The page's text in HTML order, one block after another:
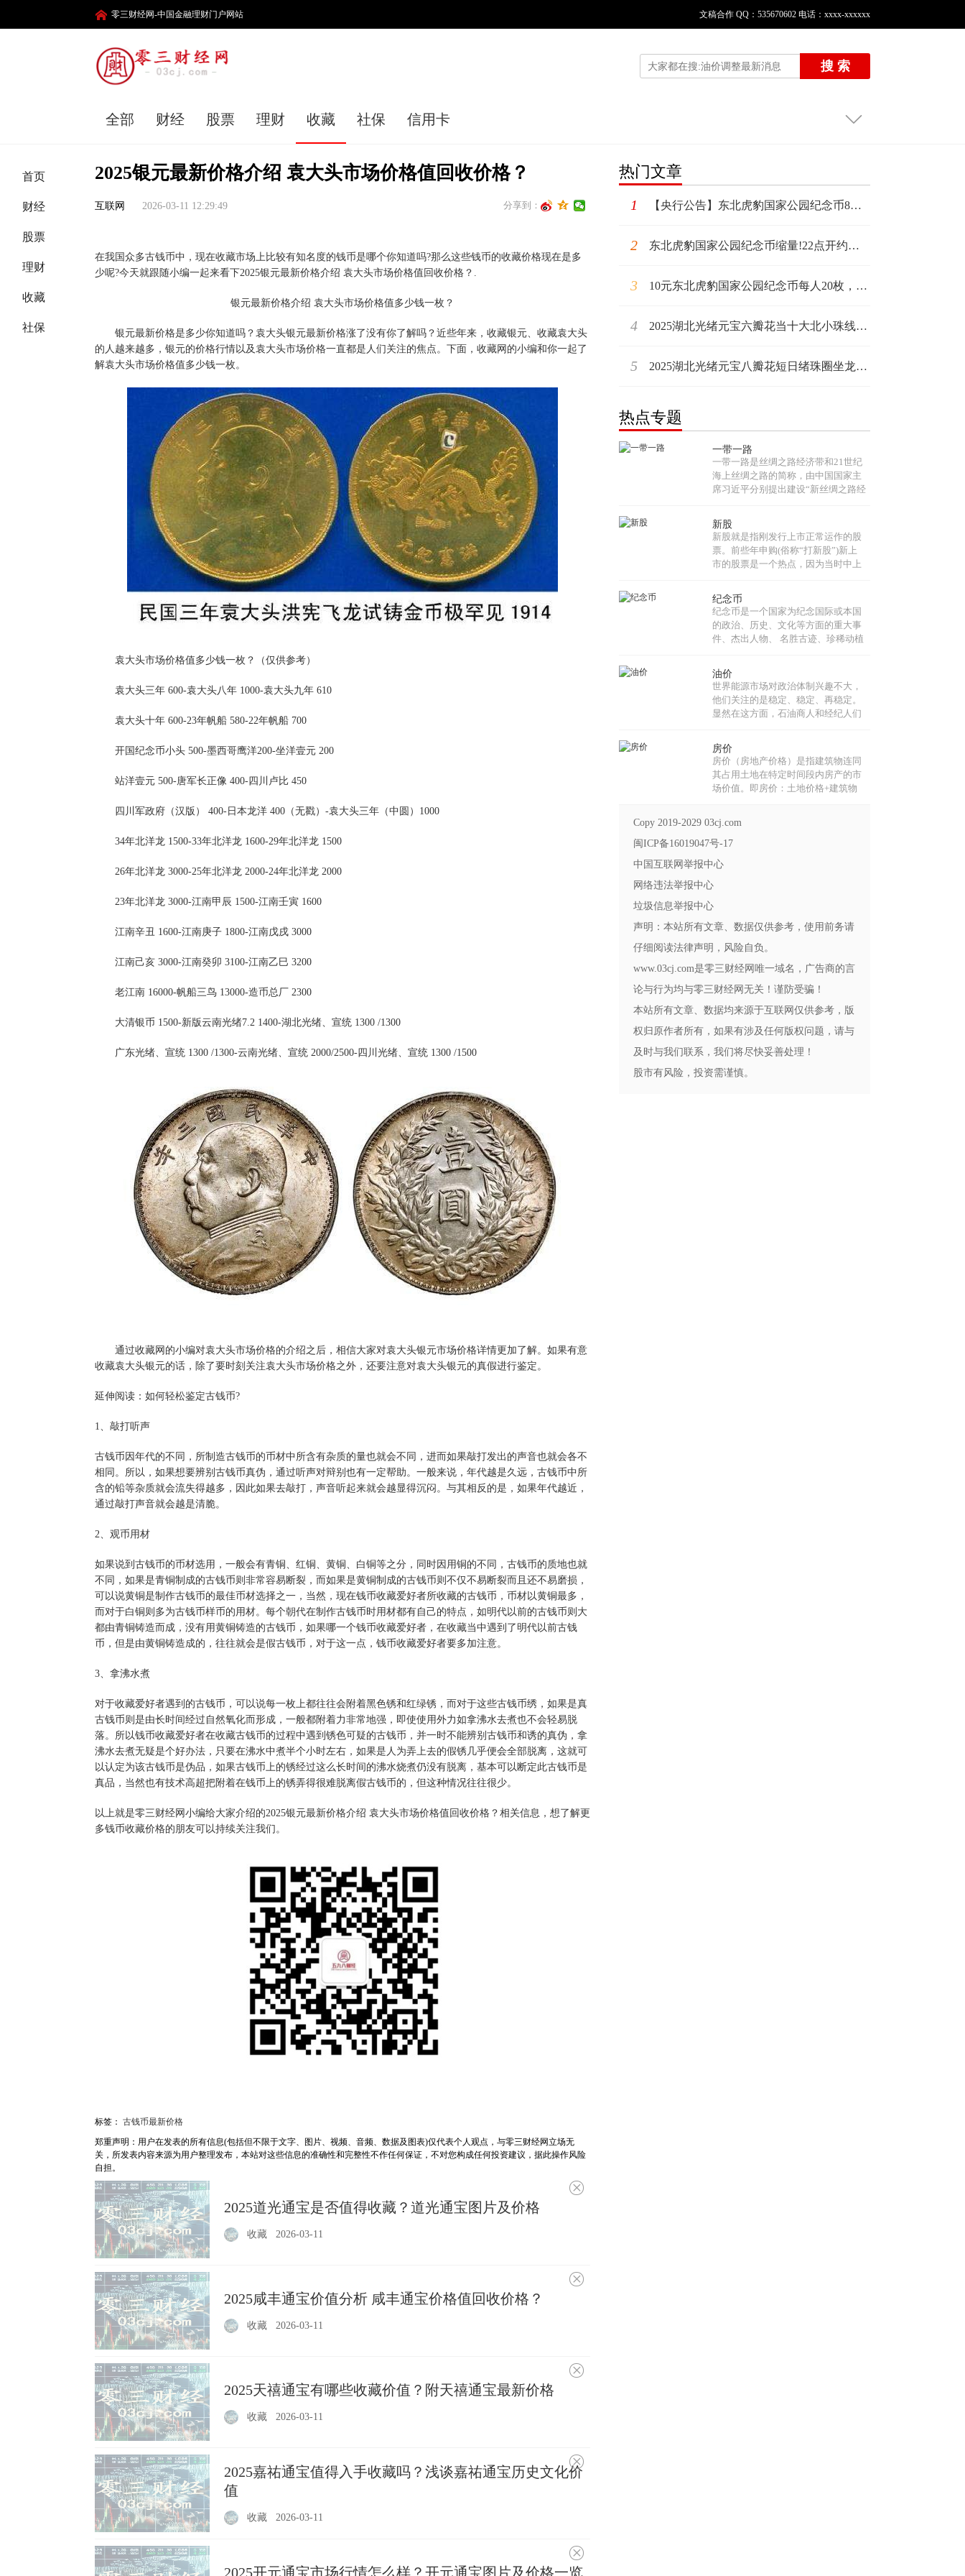
零三财经网-中国金融理财门户网站 文稿合作 QQ：535670602 电话：xxxx-xxxxxx
搜 索
全部 财经 股票 理财 收藏 社保 信用卡
首页
财经
股票
理财
收藏
社保
2025银元最新价格介绍 袁大头市场价格值回收价格？
互联网 2026-03-11 12:29:49 分享到：
在我国众多古钱币中，现在收藏市场上比较有知名度的钱币是哪个你知道吗?那么这些钱币的收藏价格现在是多
少呢?今天就跟随小编一起来看下2025银元最新价格介绍 袁大头市场价格值回收价格？.
银元最新价格介绍 袁大头市场价格值多少钱一枚？
银元最新价格是多少你知道吗？袁大头银元最新价格涨了没有你了解吗？近些年来，收藏银元、收藏袁大头
的人越来越多，银元的价格行情以及袁大头市场价格一直都是人们关注的焦点。下面，收藏网的小编和你一起了
解袁大头市场价格值多少钱一枚。
袁大头市场价格值多少钱一枚？（仅供参考）
袁大头三年 600-袁大头八年 1000-袁大头九年 610
袁大头十年 600-23年帆船 580-22年帆船 700
开国纪念币小头 500-墨西哥鹰洋200-坐洋壹元 200
站洋壹元 500-唐军长正像 400-四川卢比 450
四川军政府（汉版） 400-日本龙洋 400（无戳）-袁大头三年（中圆）1000
34年北洋龙 1500-33年北洋龙 1600-29年北洋龙 1500
26年北洋龙 3000-25年北洋龙 2000-24年北洋龙 2000
23年北洋龙 3000-江南甲辰 1500-江南壬寅 1600
江南辛丑 1600-江南庚子 1800-江南戊戌 3000
江南己亥 3000-江南癸卯 3100-江南乙巳 3200
老江南 16000-帆船三鸟 13000-造币总厂 2300
大清银币 1500-新版云南光绪7.2 1400-湖北光绪、宣统 1300 /1300
广东光绪、宣统 1300 /1300-云南光绪、宣统 2000/2500-四川光绪、宣统 1300 /1500
通过收藏网的小编对袁大头市场价格的介绍之后，相信大家对袁大头银元市场价格详情更加了解。如果有意
收藏袁大头银元的话，除了要时刻关注袁大头市场价格之外，还要注意对袁大头银元的真假进行鉴定。
延伸阅读：如何轻松鉴定古钱币?
1、敲打听声
古钱币因年代的不同，所制造古钱币的币材中所含有杂质的量也就会不同，进而如果敲打发出的声音也就会各不
相同。所以，如果想要辨别古钱币真伪，通过听声对辩别也有一定帮助。一般来说，年代越是久远，古钱币中所
含的铅等杂质就会流失得越多，因此如果去敲打，声音听起来就会越显得沉闷。与其相反的是，如果年代越近，
通过敲打声音就会越是清脆。
2、观币用材
如果说到古钱币的币材选用，一般会有青铜、红铜、黄铜、白铜等之分，同时因用铜的不同，古钱币的质地也就
不同，如果是青铜制成的古钱币则非常容易断裂，而如果是黄铜制成的古钱币则不仅不易断裂而且还不易磨损，
可以说黄铜是制作古钱币的最佳币材选择之一，当然，现在钱币收藏爱好者所收藏的古钱币，币材以黄铜最多，
而对于白铜则多为古钱币样币的用材。每个朝代在制作古钱币时用材都有自己的特点，如明代以前的古钱币则大
都由青铜铸造而成，没有用黄铜铸造的古钱币，如果哪一个钱币收藏爱好者，在收藏当中遇到了明代以前古钱
币，但是由黄铜铸造成的，往往就会是假古钱币，对于这一点，钱币收藏爱好者要多加注意。
3、拿沸水煮
对于收藏爱好者遇到的古钱币，可以说每一枚上都往往会附着黑色锈和红绿锈，而对于这些古钱币绣，如果是真
古钱币则是由长时间经过自然氧化而形成，一般都附着力非常地强，即使使用外力如拿沸水去煮也不会轻易脱
落。所以钱币收藏爱好者在收藏古钱币的过程中遇到锈色可疑的古钱币，并一时不能辨别古钱币和诱的真伪，拿
沸水去煮无疑是个好办法，只要在沸水中煮半个小时左右，如果是人为弄上去的假锈几乎便会全部脱离，这就可
以认定为该古钱币是伪品，如果古钱币上的锈经过这么长时间的沸水烧煮仍没有脱离，基本可以断定此古钱币是
真品，当然也有技术高超把附着在钱币上的锈弄得很难脱离假古钱币的，但这种情况往往很少。
以上就是零三财经网小编给大家介绍的2025银元最新价格介绍 袁大头市场价格值回收价格？相关信息，想了解更
多钱币收藏价格的朋友可以持续关注我们。
标签： 古钱币最新价格
郑重声明：用户在发表的所有信息(包括但不限于文字、图片、视频、音频、数据及图表)仅代表个人观点，与零三财经网立场无
关，所发表内容来源为用户整理发布，本站对这些信息的准确性和完整性不作任何保证，不对您构成任何投资建议，据此操作风险
自担。
2025道光通宝是否值得收藏？道光通宝图片及价格
收藏 2026-03-11
不
感
2025咸丰通宝价值分析 咸丰通宝价格值回收价格？
收藏 2026-03-11
不
感
2025天禧通宝有哪些收藏价值？附天禧通宝最新价格
收藏 2026-03-11
不
感
2025嘉祐通宝值得入手收藏吗？浅谈嘉祐通宝历史文化价
值
收藏 2026-03-11
不
感
兴
2025开元通宝市场行情怎么样？开元通宝图片及价格一览
不
感
兴
热门文章
1 【央行公告】东北虎豹国家公园纪念币8月27日预约!发行量仅6000万枚!22:00开约!
2 东北虎豹国家公园纪念币缩量!22点开约，每人120枚!预约流程公布!
3 10元东北虎豹国家公园纪念币每人20枚，3次预约机会，入口更新!
4 2025湖北光绪元宝六瓣花当十大北小珠线云回收价格 值得收藏吗
5 2025湖北光绪元宝八瓣花短日绪珠圈坐龙发行背景 收藏价值
热点专题
一带一路
一带一路是丝绸之路经济带和21世纪
海上丝绸之路的简称，由中国国家主
席习近平分别提出建设“新丝绸之路经
构想。“一带一路”共同打造政治互
信、经济融合、文化包容的利益共同
体、命运共同体和责任共同体。...
新股
新股就是指刚发行上市正常运作的股
票。前些年申购(俗称“打新股”)新上
市的股票是一个热点，因为当时中上
日上市均有近100%左右的涨幅，目前
新股一上市就连续几个涨停板，使得
打新股热度出现上升。...
纪念币
纪念币是一个国家为纪念国际或本国
的政治、历史、文化等方面的重大事
件、杰出人物、 名胜古迹、珍稀动植
它包括普通纪念币和贵金属纪念币。
质量一般为精制，限量发行。贵金属
纪念币理论上是可以参与流通的，具
有流通手段职能。...
油价
世界能源市场对政治体制兴趣不大，
他们关注的是稳定、稳定、再稳定。
显然在这方面，石油商人和经纪人们
然不同。目前推动石油价格的有两
点：当前局势和未来预期。...
房价
房价（房地产价格）是指建筑物连同
其占用土地在特定时间段内房产的市
场价值。即房价：土地价格+建筑物
由多种因素构成。...
Copy 2019-2029 03cj.com
闽ICP备16019047号-17
中国互联网举报中心
网络违法举报中心
垃圾信息举报中心
声明：本站所有文章、数据仅供参考，使用前务请
仔细阅读法律声明，风险自负。
www.03cj.com是零三财经网唯一域名，广告商的言
论与行为均与零三财经网无关！谨防受骗！
本站所有文章、数据均来源于互联网仅供参考，版
权归原作者所有，如果有涉及任何版权问题，请与
及时与我们联系，我们将尽快妥善处理！
股市有风险，投资需谨慎。